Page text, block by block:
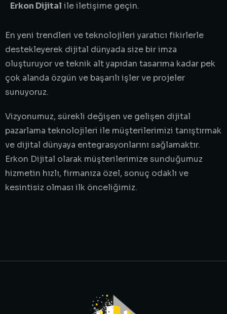
Erkon Dijital ile iletişime geçin.
En yeni trendleri ve teknolojileri yaratıcı fikirlerle
destekleyerek dijital dünyada size bir imza
oluşturuyor ve teknik alt yapıdan tasarıma kadar pek
çok alanda özgün ve başarılı işler ve projeler
sunuyoruz.
Vizyonumuz, sürekli değişen ve gelişen dijital
pazarlama teknolojileri ile müşterilerimizi tanıştırmak
ve dijital dünyaya entegrasyonlarını sağlamaktır.
Erkon Dijital olarak müşterilerimize sunduğumuz
hizmetin hızlı, firmanıza özel, sonuç odaklı ve
kesintisiz olması ilk önceliğimiz.